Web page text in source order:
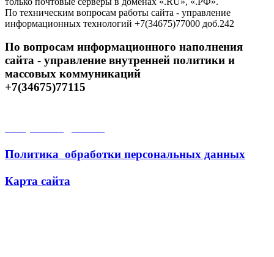
По техническим вопросам работы сайта - управление
информационных технологий +7(34675)77000 доб.242
По вопросам информационного наполнения
сайта - управление внутренней политики и
массовых коммуникаций
+7(34675)77115
Политика обработки персональных данных
Карта сайта